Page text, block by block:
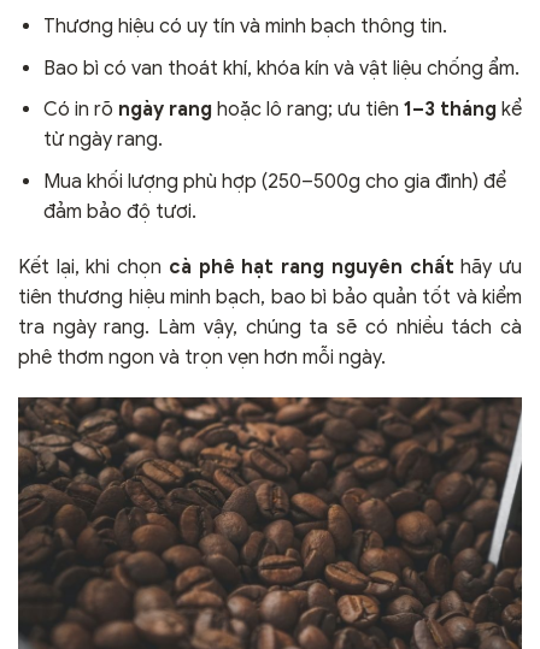
Thương hiệu có uy tín và minh bạch thông tin.
Bao bì có van thoát khí, khóa kín và vật liệu chống ẩm.
Có in rõ ngày rang hoặc lô rang; ưu tiên 1–3 tháng kể
từ ngày rang.
Mua khối lượng phù hợp (250–500g cho gia đình) để
đảm bảo độ tươi.
Kết lại, khi chọn cà phê hạt rang nguyên chất hãy ưu
tiên thương hiệu minh bạch, bao bì bảo quản tốt và kiểm
tra ngày rang. Làm vậy, chúng ta sẽ có nhiều tách cà
phê thơm ngon và trọn vẹn hơn mỗi ngày.